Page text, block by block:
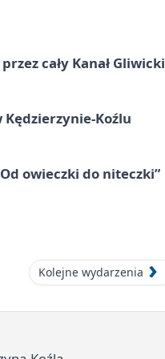
cały Kanał Gliwicki
Kędzierzynie-Koźlu
owieczki do niteczki”
Kolejne wydarzenia